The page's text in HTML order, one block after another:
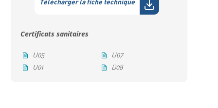
Télécharger la fiche technique
Certificats sanitaires
U05
U07
U01
D08